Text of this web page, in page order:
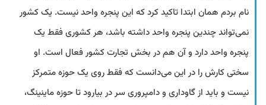
نام بردم همان ابتدا تاکید کرد که این پنجره واحد نیست. یک کشور
نمی‌تواند چندین پنجره واحد داشته باشد، هر کشوری فقط یک
پنجره واحد دارد و آن هم در بخش تجارت کشور فعال است. او
سختی کارش را در این می‌دانست که فقط روی یک حوزه متمرکز
نیست و باید از گاوداری و دامپروری سر در بیارود تا حوزه ماینینگ،